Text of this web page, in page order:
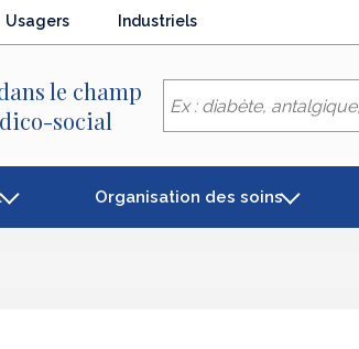
Usagers Industriels
le champ
social
Organisation des soins